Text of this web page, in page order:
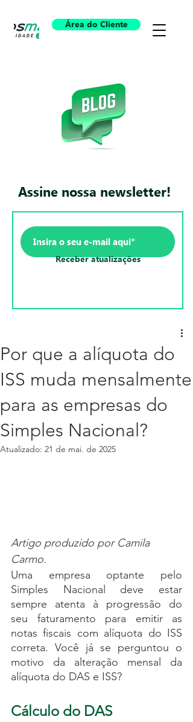
Área do Cliente
Assine nossa newsletter!
Receber atualizações
Por que a alíquota do
ISS muda mensalmente
para as empresas do
Simples Nacional?
Atualizado: 21 de mai. de 2025
Artigo produzido por Camila
Carmo.
Uma empresa optante pelo
Simples Nacional deve estar
sempre atenta à progressão do
seu faturamento para emitir as
notas fiscais com alíquota do ISS
correta. Você já se perguntou o
motivo da alteração mensal da
alíquota do DAS e ISS?
Cálculo do DAS